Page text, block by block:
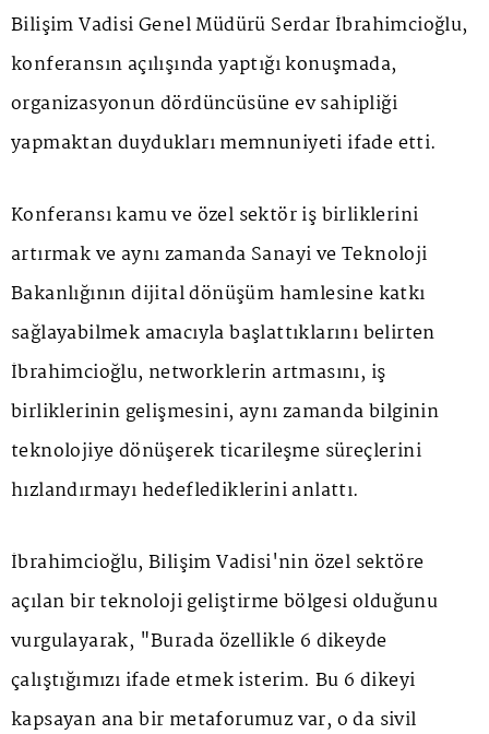
Bilişim Vadisi Genel Müdürü Serdar İbrahimcioğlu,
konferansın açılışında yaptığı konuşmada,
organizasyonun dördüncüsüne ev sahipliği
yapmaktan duydukları memnuniyeti ifade etti.
Konferansı kamu ve özel sektör iş birliklerini
artırmak ve aynı zamanda Sanayi ve Teknoloji
Bakanlığının dijital dönüşüm hamlesine katkı
sağlayabilmek amacıyla başlattıklarını belirten
İbrahimcioğlu, networklerin artmasını, iş
birliklerinin gelişmesini, aynı zamanda bilginin
teknolojiye dönüşerek ticarileşme süreçlerini
hızlandırmayı hedeflediklerini anlattı.
İbrahimcioğlu, Bilişim Vadisi'nin özel sektöre
açılan bir teknoloji geliştirme bölgesi olduğunu
vurgulayarak, "Burada özellikle 6 dikeyde
çalıştığımızı ifade etmek isterim. Bu 6 dikeyi
kapsayan ana bir metaforumuz var, o da sivil